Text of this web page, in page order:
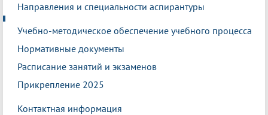
Направления и специальности аспирантуры
Учебно-методическое обеспечение учебного процесса
Нормативные документы
Расписание занятий и экзаменов
Прикрепление 2025
Контактная информация